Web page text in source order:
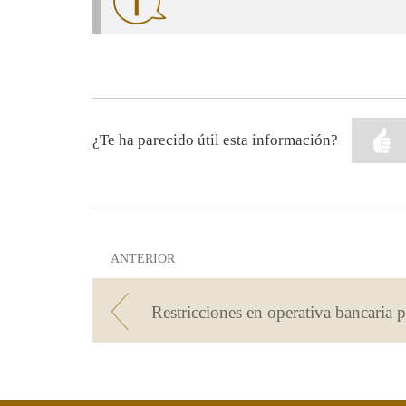
¿Te ha parecido útil esta información?
ANTERIOR